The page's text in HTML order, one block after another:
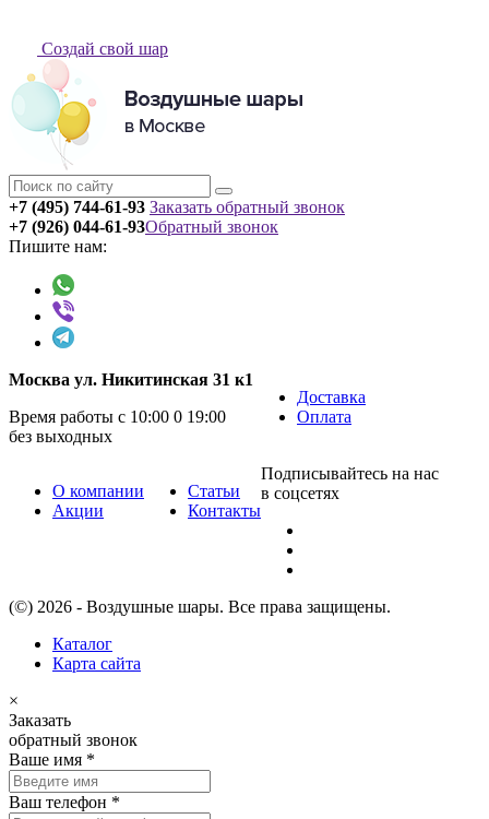
Создай свой шар
+7 (495) 744-61-93 Заказать обратный звонок
+7 (926) 044-61-93
Пишите нам:
Обратный звонок
Москва ул. Никитинская 31 к1
Время работы с 10:00 0 19:00
без выходных
Доставка
Оплата
О компании
Акции
Статьи
Контакты
Подписывайтесь на нас
в соцсетях
(©) 2026 - Воздушные шары. Все права защищены.
Каталог
Карта сайта
×
Заказать
обратный звонок
Ваше имя *
Ваш телефон *